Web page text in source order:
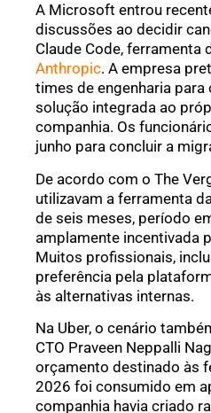
A Microsoft entrou
discussões ao decidir
Claude Code, ferramenta
Anthropic. A empresa
times de engenharia para
solução integrada ao
companhia. Os
junho para concluir a
De acordo com o The
utilizavam a ferramenta
de seis meses, período
amplamente incentivada
Muitos profissionais,
preferência pela
às alternativas internas.
Na Uber, o cenário
CTO Praveen Neppalli
orçamento destinado às
2026 foi consumido em
companhia havia criado